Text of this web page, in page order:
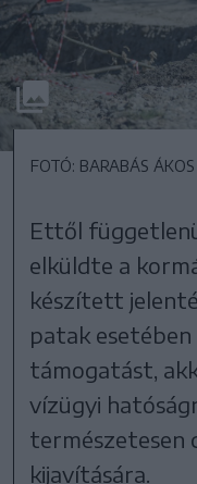
FOTÓ: BARABÁS ÁKOS
Ettől
elküldte a
készített
patak
támogatást,
vízügyi
természetesen
kijavítására.